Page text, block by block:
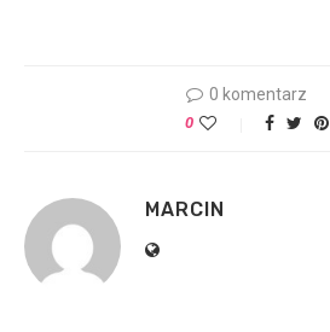
0 komentarz
0
MARCIN